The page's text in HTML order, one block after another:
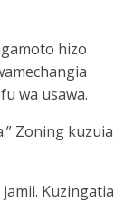
hizo
wa usawa.
Zoning kuzuia
Kuzingatia